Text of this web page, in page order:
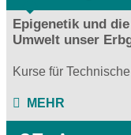
Epigenetik und
Umwelt unser
Kurse für
MEHR